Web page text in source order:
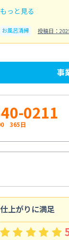
もっと見る
お風呂清掃 投稿日：
事
0211
365日
仕上がりに満足